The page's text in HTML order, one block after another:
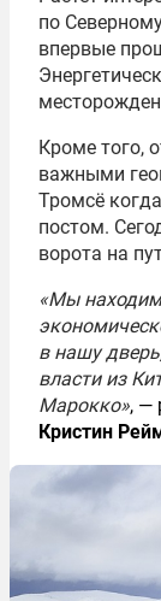
по
впервые
Кроме того,
важными
Тромсё
постом.
ворота на
«Мы
в нашу
власти из
Марокко», —
Кристин